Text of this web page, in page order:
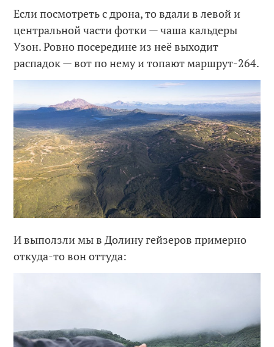
Если посмотреть с дрона, то вдали в левой и
центральной части фотки — чаша кальдеры
Узон. Ровно посередине из неё выходит
распадок — вот по нему и топают маршрут-264.
И выползли мы в Долину гейзеров примерно
откуда-то вон оттуда: